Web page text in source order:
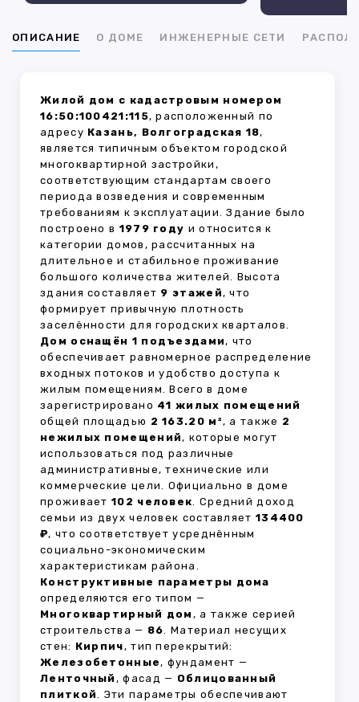
ОПИСАНИЕ О ДОМЕ ИНЖЕНЕРНЫЕ СЕТИ
Жилой дом с кадастровым номером
16:50:100421:115, расположенный по
адресу Казань, Волгоградская 18,
является типичным объектом городской
многоквартирной застройки,
соответствующим стандартам своего
периода возведения и современным
требованиям к эксплуатации. Здание было
построено в 1979 году и относится к
категории домов, рассчитанных на
длительное и стабильное проживание
большого количества жителей. Высота
здания составляет 9 этажей, что
формирует привычную плотность
заселённости для городских кварталов.
Дом оснащён 1 подъездами, что
обеспечивает равномерное распределение
входных потоков и удобство доступа к
жилым помещениям. Всего в доме
зарегистрировано 41 жилых помещений
общей площадью 2 163.20 м², а также 2
нежилых помещений, которые могут
использоваться под различные
административные, технические или
коммерческие цели. Официально в доме
проживает 102 человек. Средний доход
семьи из двух человек составляет 134400
₽, что соответствует усреднённым
социально-экономическим
характеристикам района.
Конструктивные параметры дома
определяются его типом —
Многоквартирный дом , а также серией
строительства — 86. Материал несущих
стен: Кирпич, тип перекрытий:
Железобетонные, фундамент —
Ленточный , фасад — Облицованный
плиткой. Эти параметры обеспечивают